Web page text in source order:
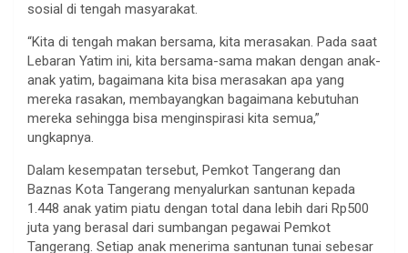
sosial di tengah masyarakat.
“Kita di tengah makan bersama, kita merasakan. Pada saat
Lebaran Yatim ini, kita bersama-sama makan dengan anak-
anak yatim, bagaimana kita bisa merasakan apa yang
mereka rasakan, membayangkan bagaimana kebutuhan
mereka sehingga bisa menginspirasi kita semua,”
ungkapnya.
Dalam kesempatan tersebut, Pemkot Tangerang dan
Baznas Kota Tangerang menyalurkan santunan kepada
1.448 anak yatim piatu dengan total dana lebih dari Rp500
juta yang berasal dari sumbangan pegawai Pemkot
Tangerang. Setiap anak menerima santunan tunai sebesar